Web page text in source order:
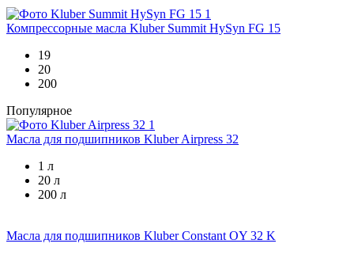
Компрессорные масла Kluber Summit HySyn FG 15
19
20
200
Популярное
Масла для подшипников Kluber Airpress 32
1 л
20 л
200 л
Масла для подшипников Kluber Constant OY 32 K